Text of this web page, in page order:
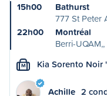
15h00
Bathurst
777 St Peter
22h00
Montréal
Berri-
M Kia Sorento Noir
Achille 2